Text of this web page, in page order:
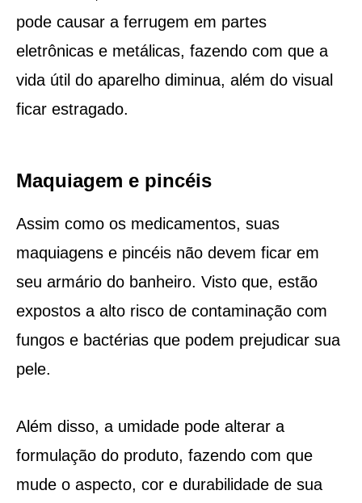
pode causar a ferrugem em partes
eletrônicas e metálicas, fazendo com que a
vida útil do aparelho diminua, além do visual
ficar estragado.
Maquiagem e pincéis
Assim como os medicamentos, suas
maquiagens e pincéis não devem ficar em
seu armário do banheiro. Visto que, estão
expostos a alto risco de contaminação com
fungos e bactérias que podem prejudicar sua
pele.
Além disso, a umidade pode alterar a
formulação do produto, fazendo com que
mude o aspecto, cor e durabilidade de sua